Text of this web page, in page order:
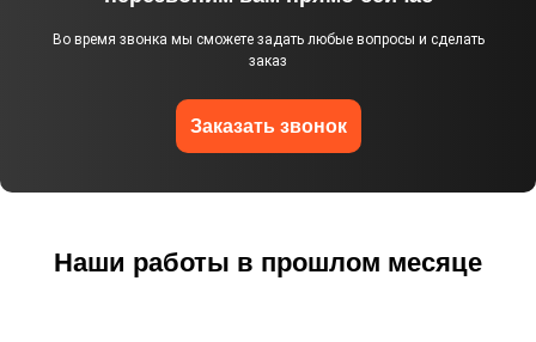
Во время звонка мы сможете задать любые вопросы и сделать
заказ
Заказать звонок
Наши работы в прошлом месяце